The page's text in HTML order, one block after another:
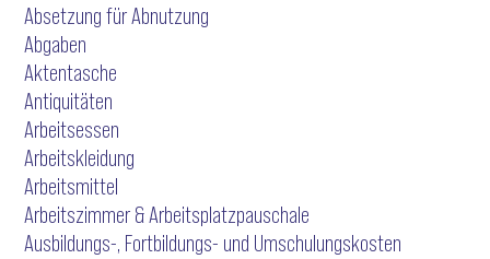
Absetzung für Abnutzung
Abgaben
Aktentasche
Antiquitäten
Arbeitsessen
Arbeitskleidung
Arbeitsmittel
Arbeitszimmer & Arbeitsplatzpauschale
Ausbildungs-, Fortbildungs- und Umschulungskosten